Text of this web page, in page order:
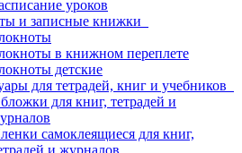
уроков
и записные книжки
в книжном переплете
детские
для тетрадей, книг и учебников
для книг, тетрадей и
самоклеящиеся для книг,
и журналов